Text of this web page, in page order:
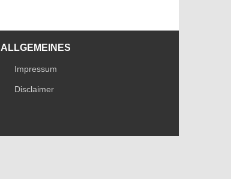
ALLGEMEINES
Impressum
Disclaimer